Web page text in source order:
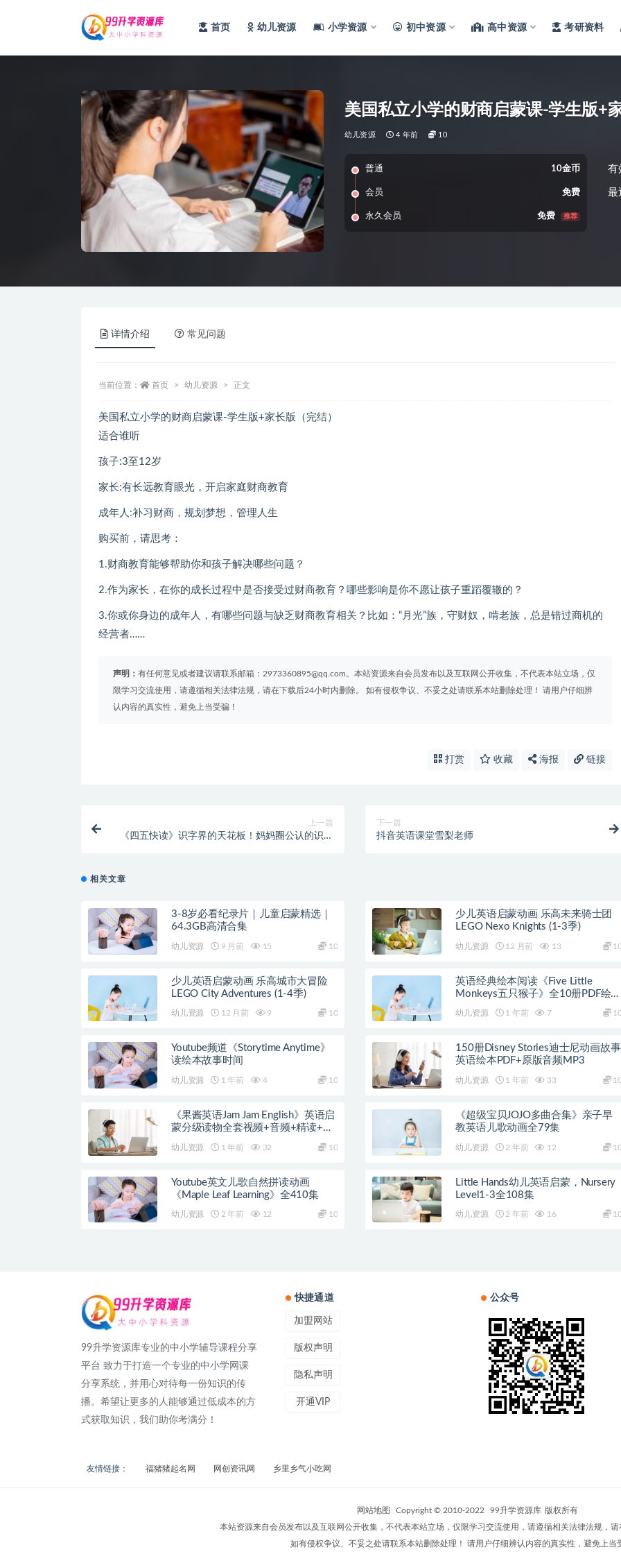
首页 幼儿资源 小学资源 初中资源 高中资源 考研资料
美国私立小学的财商启蒙课-学生版+
幼儿资源 4 年前 10
普通 10金币
会员 免费
永久会员 免费 推荐
有
最
详情介绍 常见问题
当前位置： 首页 幼儿资源 正文
美国私立小学的财商启蒙课-学生版+家长版（完结）
适合谁听
孩子:3至12岁
家长:有长远教育眼光，开启家庭财商教育
成年人:补习财商，规划梦想，管理人生
购买前，请思考：
1.财商教育能够帮助你和孩子解决哪些问题？
2.作为家长，在你的成长过程中是否接受过财商教育？哪些影响是你不愿让孩子重蹈覆辙的？
3.你或你身边的成年人，有哪些问题与缺乏财商教育相关？比如：“月光”族，守财奴，啃老族，总是错过商机的
经营者……
声明： 有任何意见或者建议请联系邮箱：2973360895@qq.com。本站资源来自会员发布以及互联网公开收集，不代表本站立场，仅
限学习交流使用，请遵循相关法律法规，请在下载后24小时内删除。 如有侵权争议、不妥之处请联系本站删除处理！ 请用户仔细辨
认内容的真实性，避免上当受骗！
打赏 收藏 海报 链接
上一篇
《四五快读》识字界的天花板！妈妈圈公认的识字
下一篇
抖音英语课堂雪梨老师
相关文章
3-8岁必看纪录片｜儿童启蒙精选｜
64.3GB高清合集
幼儿资源 9 月前 15 10
少儿英语启蒙动画 乐高未来骑士团
LEGO Nexo Knights (1-3季)
幼儿资源 12 月前 13
少儿英语启蒙动画 乐高城市大冒险
LEGO City Adventures (1-4季)
幼儿资源 12 月前 9 10
英语经典绘本阅读《Five Little
Monkeys五只猴子》全10册PDF绘本
幼儿资源 1 年前 7
Youtube频道《Storytime Anytime》
读绘本故事时间
幼儿资源 1 年前 4 10
150册Disney Stories迪士尼动画故事
英语绘本PDF+原版音频MP3
幼儿资源 1 年前 33
《果酱英语Jam Jam English》英语启
蒙分级读物全套视频+音频+精读+教
幼儿资源 1 年前 32 10
《超级宝贝JOJO多曲合集》亲子早
教英语儿歌动画全79集
幼儿资源 2 年前 12
Youtube英文儿歌自然拼读动画
《Maple Leaf Learning》全410集
幼儿资源 2 年前 12 10
Little Hands幼儿英语启蒙，Nursery
Level1-3全108集
幼儿资源 2 年前 16
99升学资源库专业的中小学辅导课程分享
平台 致力于打造一个专业的中小学网课
分享系统，并用心对待每一份知识的传
播。希望让更多的人能够通过低成本的方
式获取知识，我们助你考满分！
快捷通道
加盟网站
版权声明
隐私声明
开通VIP
公众号
友情链接： 福猪猪起名网 网创资讯网 乡里乡气小吃网
网站地图 Copyright © 2010-2022 99升学资源库 版权所有
本站资源来自会员发布以及互联网公开收集，不代表本站立场，仅限学习交流使用，请遵循相关法律法规，请
如有侵权争议、不妥之处请联系本站删除处理！ 请用户仔细辨认内容的真实性，避免上当